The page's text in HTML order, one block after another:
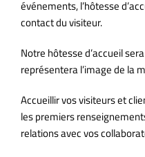
événements, l’hôtesse
contact du visiteur.
Notre hôtesse d’accueil
représentera l’image de la
Accueillir vos visiteurs et
les premiers
relations avec vos